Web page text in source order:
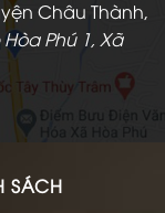
Châu Thành,
Hòa Phú 1, Xã
SÁCH